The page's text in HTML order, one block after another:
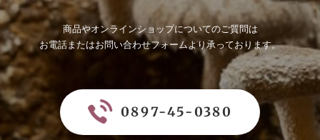
商品やオンラインショップについてのご質問は
お電話またはお問い合わせフォームより承っております。
0897-45-0380